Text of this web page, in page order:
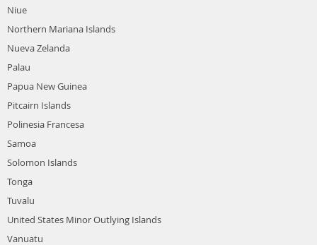
Niue
Northern Mariana Islands
Nueva Zelanda
Palau
Papua New Guinea
Pitcairn Islands
Polinesia Francesa
Samoa
Solomon Islands
Tonga
Tuvalu
United States Minor Outlying Islands
Vanuatu